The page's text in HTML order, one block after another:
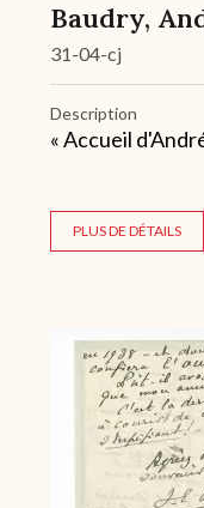
Baudry,
31-04-cj
Description
« Accueil
PLUS DE DÉTAILS
Archive